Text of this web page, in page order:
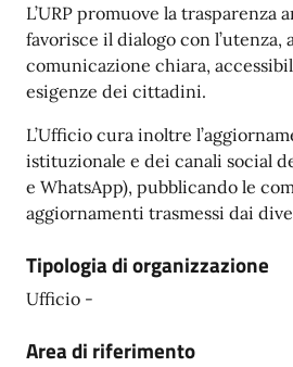
L’URP promuove la trasparenza
favorisce il dialogo con l’utenza,
comunicazione chiara,
esigenze dei cittadini.
L’Ufficio cura inoltre
istituzionale e dei canali social
e WhatsApp), pubblicando le
aggiornamenti trasmessi dai
Tipologia di organizzazione
Ufficio -
Area di riferimento